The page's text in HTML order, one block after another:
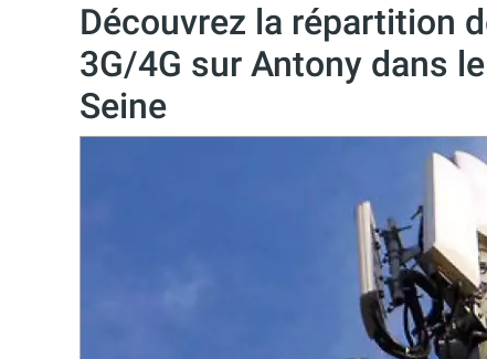
Découvrez la répartition
3G/4G sur Antony dans
Seine